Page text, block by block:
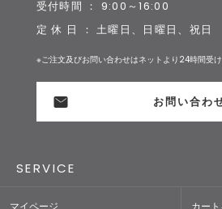
受付時間 ： 9:00～16:00
定 休 日 ： 土曜日、日曜日、祝日
※ご注文及びお問い合わせはネットより24時間受け
お問い合わ
SERVICE